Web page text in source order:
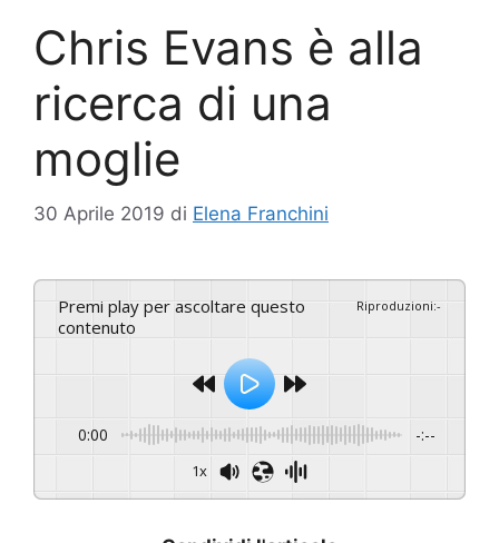
Chris Evans è alla
ricerca di una
moglie
30 Aprile 2019 di Elena Franchini
Premi play per ascoltare questo
contenuto
Riproduzioni:-
0:00 -:--
1x